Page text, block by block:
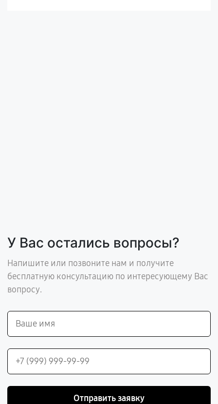
У Вас остались вопросы?
Напишите или позвоните нам и получите
бесплатную консультацию по интересующему Вас
вопросу.
Отправить заявку